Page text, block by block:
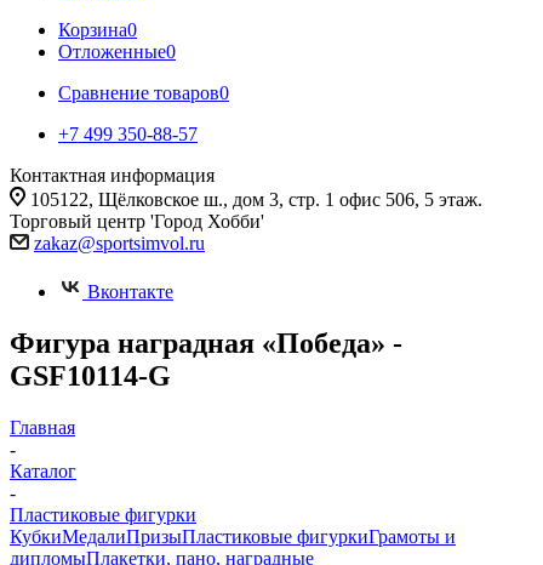
Корзина0
Отложенные0
Сравнение товаров0
+7 499 350-88-57
Контактная информация
105122, Щёлковское ш., дом 3, стр. 1 офис 506, 5 этаж.
Торговый центр 'Город Хобби'
zakaz@sportsimvol.ru
Вконтакте
Фигура наградная «Победа» -
GSF10114-G
Главная
-
Каталог
-
Пластиковые фигурки
КубкиМедалиПризыПластиковые фигуркиГрамоты и
дипломыПлакетки, пано, наградные